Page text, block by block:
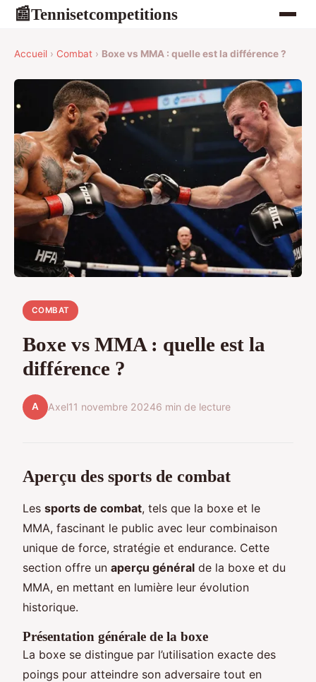
📰Tennisetcompetitions
Accueil › Combat › Boxe vs MMA : quelle est la différence ?
COMBAT
Boxe vs MMA : quelle est la
différence ?
A Axel11 novembre 20246 min de lecture
Aperçu des sports de combat
Les sports de combat, tels que la boxe et le
MMA, fascinant le public avec leur combinaison
unique de force, stratégie et endurance. Cette
section offre un aperçu général de la boxe et du
MMA, en mettant en lumière leur évolution
historique.
Présentation générale de la boxe
La boxe se distingue par l’utilisation exacte des
poings pour atteindre son adversaire tout en